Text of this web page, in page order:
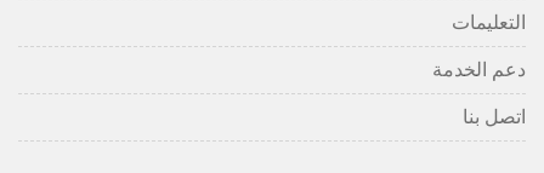
التعليمات
دعم الخدمة
اتصل بنا